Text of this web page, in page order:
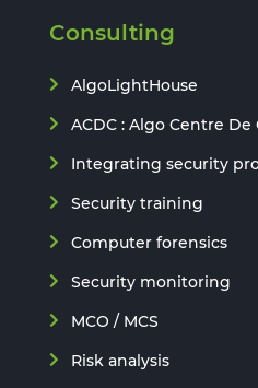
Consulting
AlgoLightHouse
ACDC : Algo Centre
Integrating security
Security training
Computer forensics
Security monitoring
MCO / MCS
Risk analysis